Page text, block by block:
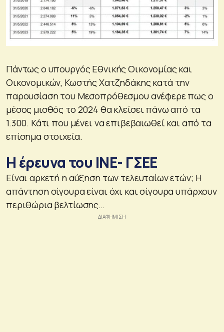
Πάντως ο υπουργός Εθνικής Οικονομίας και
Οικονομικών, Κωστής Χατζηδάκης κατά την
παρουσίαση του Μεσοπρόθεσμου ανέφερε πως ο
μέσος μισθός το 2024 θα κλείσει πάνω από τα
1.300. Κάτι που μένει να επιβεβαιωθεί και από τα
επίσημα στοιχεία.
Η έρευνα του ΙΝΕ- ΓΣΕΕ
Είναι αρκετή η αύξηση των τελευταίων ετών; Η
απάντηση σίγουρα είναι όχι και σίγουρα υπάρχουν
περιθώρια βελτίωσης…